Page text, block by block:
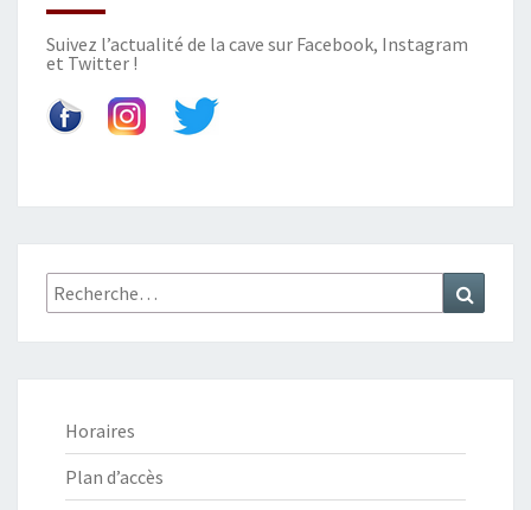
Suivez l’actualité de la cave sur Facebook, Instagram
et Twitter !
Recherche
:
Horaires
Plan d’accès